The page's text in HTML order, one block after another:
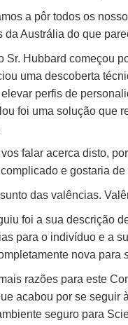
a pôr todos os
da Austrália do que
Sr. Hubbard começou
uma descoberta
perfis de
foi uma solução que
vos falar acerca disto,
e gostaria
das valências.
foi a sua descrição
para o indivíduo e a
nova para
razões para este
acabou por se seguir
seguro para